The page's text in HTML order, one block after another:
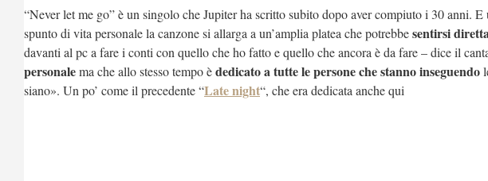
“Never let me go” è un singolo che Jupiter ha scritto subito dopo aver compiuto i 30 anni. E
spunto di vita personale la canzone si allarga a un’amplia platea che potrebbesentirsi
davanti al pc a fare i conti con quello che ho fatto e quello che ancora è da fare – dice il
personalema che allo stesso tempo èdedicato a tutte le persone che stanno inseguendo
siano». Un po’ come il precedente “Late night“, che era dedicata anche qui